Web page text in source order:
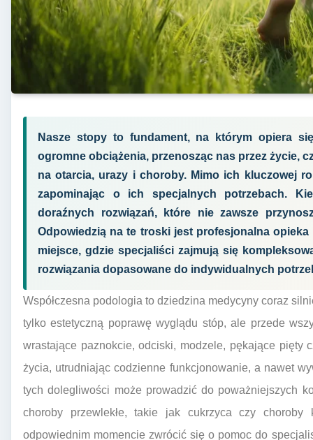
Nasze stopy to fundament, na którym opiera
ogromne obciążenia, przenosząc nas przez życie,
na otarcia, urazy i choroby. Mimo ich kluczowej
zapominając o ich specjalnych potrzebach.
doraźnych rozwiązań, które nie zawsze
Odpowiedzią na te troski jest profesjonalna
miejsce, gdzie specjaliści zajmują się
rozwiązania dopasowane do indywidualnych
Współczesna podologia to dziedzina medycyny coraz
tylko estetyczną poprawę wyglądu stóp, ale przede
wrastające paznokcie, odciski, modzele, pękające pięty
życia, utrudniając codzienne funkcjonowanie, a nawet
tych dolegliwości może prowadzić do poważniejszych
choroby przewlekłe, takie jak cukrzyca czy
odpowiednim momencie zwrócić się o pomoc do